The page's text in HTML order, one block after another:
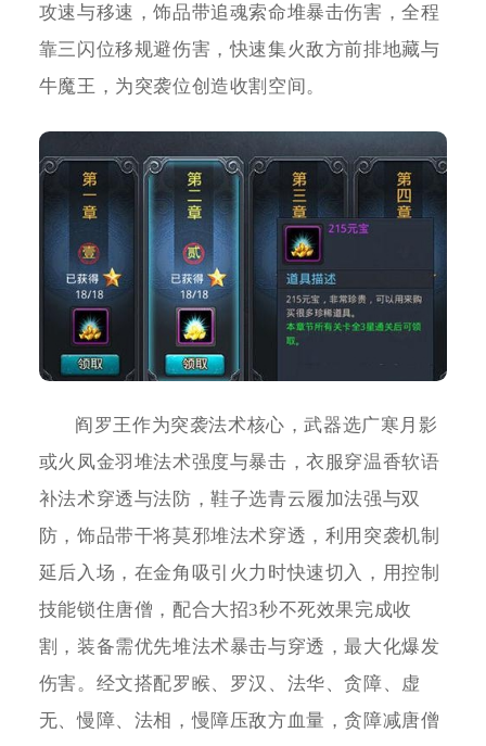
攻速与移速，饰品带追魂索命堆暴击伤害，全程
靠三闪位移规避伤害，快速集火敌方前排地藏与
牛魔王，为突袭位创造收割空间。
阎罗王作为突袭法术核心，武器选广寒月影
或火凤金羽堆法术强度与暴击，衣服穿温香软语
补法术穿透与法防，鞋子选青云履加法强与双
防，饰品带干将莫邪堆法术穿透，利用突袭机制
延后入场，在金角吸引火力时快速切入，用控制
技能锁住唐僧，配合大招3秒不死效果完成收
割，装备需优先堆法术暴击与穿透，最大化爆发
伤害。经文搭配罗睺、罗汉、法华、贪障、虚
无、慢障、法相，慢障压敌方血量，贪障减唐僧